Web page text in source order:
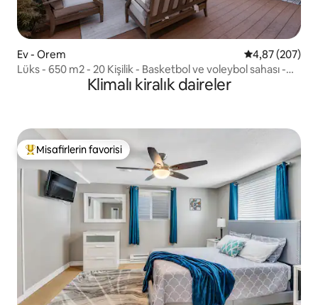
Ev - Orem 5 üzerinden
4,87 (207)
Lüks - 650 m2 - 20 Kişilik - Basketbol ve voleybol sahası -
Klimalı kiralık daireler
Misafirlerin favorilerinden en beğenilenler arasında
Misafirlerin favorisi